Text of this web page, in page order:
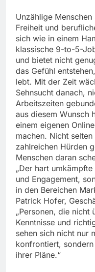
Unzählige
Freiheit und
sich wie in einem
klassische 9-to-5-
und bietet nicht
das Gefühl
lebt. Mit der Zeit
Sehnsucht danach,
Arbeitszeiten
aus diesem Wunsch
einem eigenen
machen. Nicht
zahlreichen Hürden
Menschen daran
„Der hart
und Engagement,
in den Bereichen
Patrick Hofer,
„Personen, die nicht
Kenntnisse und
sehen sich nicht nur
konfrontiert,
ihrer Pläne.“